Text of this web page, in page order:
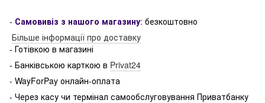
- Самовивіз з нашого магазину: безкоштовно
Більше інформації про доставку
- Готівкою в магазині
- Банківською карткою в Privat24
- WayForPay онлайн-оплата
- Через касу чи термінал самообслуговування Приватбанку